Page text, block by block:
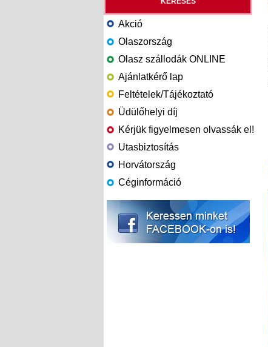
Akció
Olaszország
Olasz szállodák ONLINE
Ajánlatkérő lap
Feltételek/Tájékoztató
Üdülőhelyi díj
Kérjük figyelmesen olvassák el!
Utasbiztosítás
Horvátország
Céginformáció